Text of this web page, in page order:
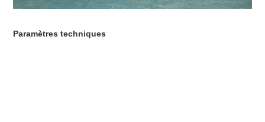
Paramètres techniques